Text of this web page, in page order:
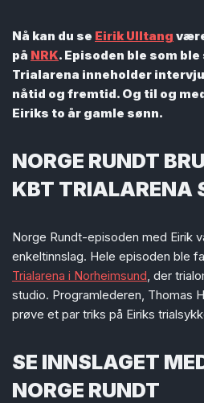
Nå kan du se Eirik Ulltang
på NRK. Episoden ble som
Trialarena inneholder
nåtid og fremtid. Og til og
Eiriks to år gamle sønn.
NORGE RUNDT
KBT TRIALARENA
Norge Rundt-episoden med Eirik
enkeltinnslag. Hele episoden ble
Trialarena i Norheimsund, der
studio. Programlederen, Thomas
prøve et par triks på Eiriks
SE INNSLAGET
NORGE RUNDT